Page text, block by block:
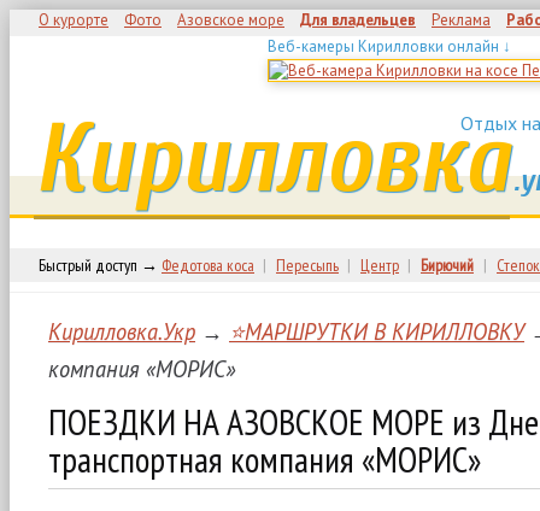
О курорте Фото Азовское море Для владельцев Реклама
Веб-камеры Кирилловки онлайн ↓
Отдых
Кирилловка
Быстрый доступ → Федотова коса | Пересыпь | Центр | Бирючий | Степок
Кирилловка.Укр → ⭐МАРШРУТКИ В КИРИЛЛОВКУ
компания «МОРИС»
ПОЕЗДКИ НА АЗОВСКОЕ МОРЕ из
транспортная компания «МОРИС»